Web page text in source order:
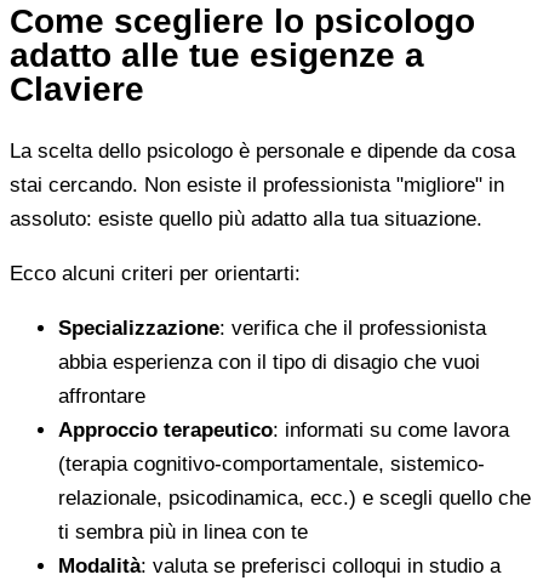
Come scegliere lo psicologo
adatto alle tue esigenze a
Claviere
La scelta dello psicologo è personale e dipende da cosa
stai cercando. Non esiste il professionista "migliore" in
assoluto: esiste quello più adatto alla tua situazione.
Ecco alcuni criteri per orientarti:
Specializzazione: verifica che il professionista
abbia esperienza con il tipo di disagio che vuoi
affrontare
Approccio terapeutico: informati su come lavora
(terapia cognitivo-comportamentale, sistemico-
relazionale, psicodinamica, ecc.) e scegli quello che
ti sembra più in linea con te
Modalità: valuta se preferisci colloqui in studio a